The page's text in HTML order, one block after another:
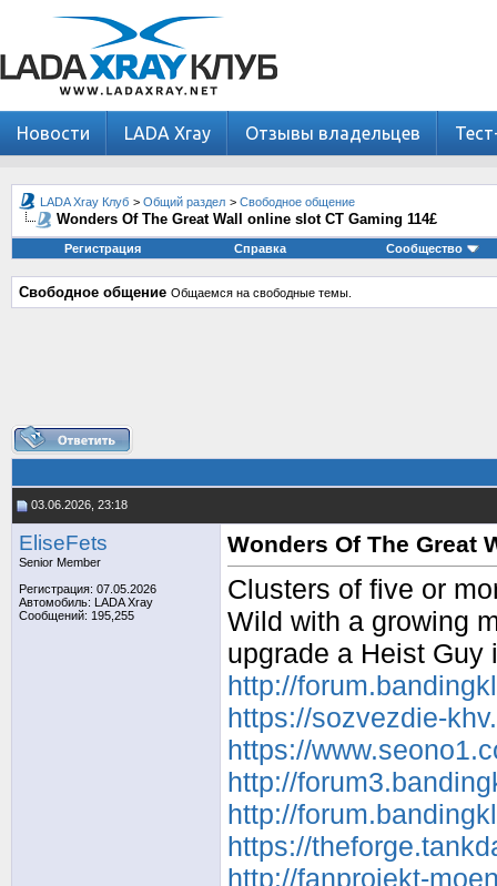
Новости LADA Xray Отзывы владельцев
LADA Xray Клуб > Общий раздел > Свободное общение
Wonders Of The Great Wall online slot CT Gaming 114£
Регистрация Справка Сообщество
Свободное общение Общаемся на свободные темы.
03.06.2026, 23:18
EliseFets
Senior Member
Регистрация: 07.05.2026
Автомобиль: LADA Xray
Сообщений: 195,255
Wonders Of The Great
Clusters of five or
Wild with a growing
upgrade a Heist Guy
http://
https://sozvezdie-
https://
http://
http://
https://
http://fanprojekt-